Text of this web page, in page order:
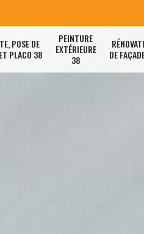
POSE DE
PLACO 38
PEINTURE
EXTÉRIEURE
38
DE